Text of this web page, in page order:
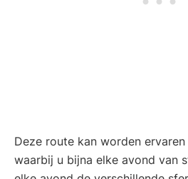
Deze route kan worden
waarbij u bijna elke avond van